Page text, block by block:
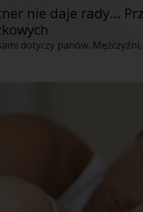
nie daje rady...